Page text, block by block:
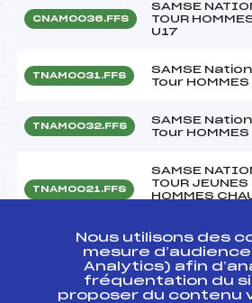
CNAM0036.FFS
SAMSE
TOUR
U17
TNAM0031.FFS
SAMSE
Tour HOMMES
TNAM0032.FFS
SAMSE
Tour HOMMES
TNAM0021.FFS
SAMSE
TOUR
HOMMES
CNAM0025.FFS
SAMSE
TOUR
Gundersen
CHAUX NEUVE
30/12/2016
Nous utilisons des
mesure d’audience
Analytics) afin
fréquentation du
proposer du contenu